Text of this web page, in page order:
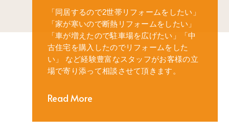
「同居するので2世帯リフォームをしたい」
「家が寒いので断熱リフォームをしたい」
「車が増えたので駐車場を広げたい」
「中
古住宅を購入したのでリフォームをした
い」
など経験豊富なスタッフがお客様の立
場で寄り添って相談させて頂きます。
Read More